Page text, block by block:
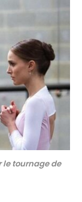
le tournage de